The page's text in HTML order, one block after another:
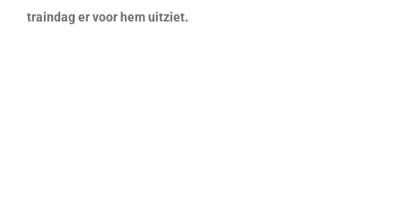
traindag er voor hem uitziet.